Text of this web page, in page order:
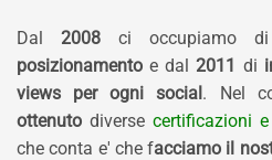
Dal 2008 ci occupiamo di
posizionamento e dal 2011 di
views per ogni social. Nel
ottenuto diverse certificazioni
che conta e' che facciamo il